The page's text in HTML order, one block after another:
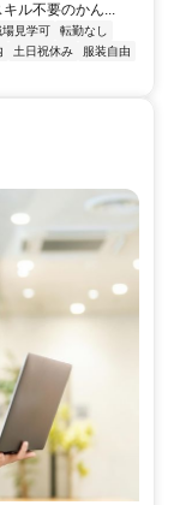
ル不要のかん...
場見学可
転勤なし
土日祝休み
服装自由